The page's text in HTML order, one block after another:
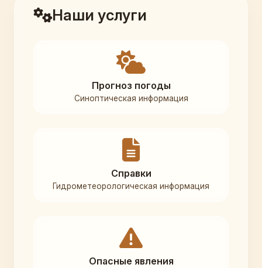
Наши услуги
Прогноз погоды
Синоптическая информация
Справки
Гидрометеорологическая информация
Опасные явления